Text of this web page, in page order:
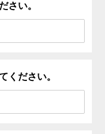
さい。
ください。